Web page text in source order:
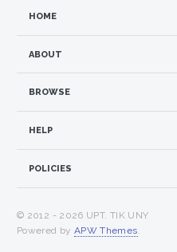
HOME
ABOUT
BROWSE
HELP
POLICIES
© 2012 - 2026 UPT. TIK UNY
Powered by APW Themes